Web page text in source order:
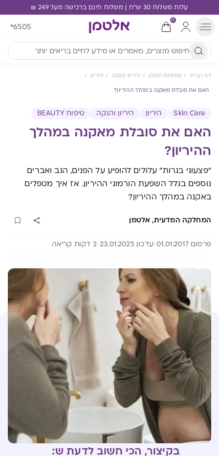
עלות משלוח 30 ש"ח | משלוח חינם ברכישה מעל 249 ₪
0
*6505
דף הבית עולמות התוכן היריון והנקה היריון
האם את סובלת מאקנה במהלך ההיריון?
Skin Care היריון היריון והנקה טיפוח BEAUTY
האם את סובלת מאקנה במהלך
ההיריון?
"פצעוני בגרות" עלולים להופיע על הפנים, הגב ואברים
נוספים בגלל השפעת הורמוני ההיריון. אז איך מטפלים
באקנה במהלך ההיריון?
המחלקה המדעית, אלטמן
פרסום 01.01.2017 עדכון 23.01.2025 2 דקות קריאה
בקיצור, הכי חשוב לדעת ש: